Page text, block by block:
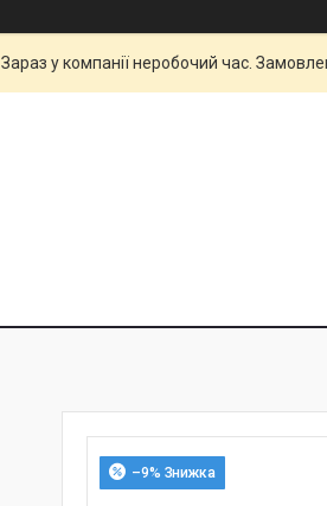
Зараз у компанії неробочий час.
–9%